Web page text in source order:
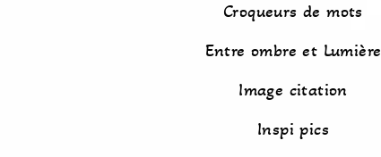
Croqueurs de mots
Entre ombre et Lumière
Image citation
Inspi pics